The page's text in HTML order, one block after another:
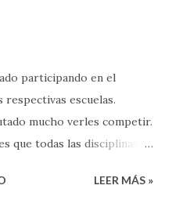
participando en el
respectivas escuelas.
mucho verles competir.
que todas las disciplinas
y el desempeño de los
LEER MÁS »